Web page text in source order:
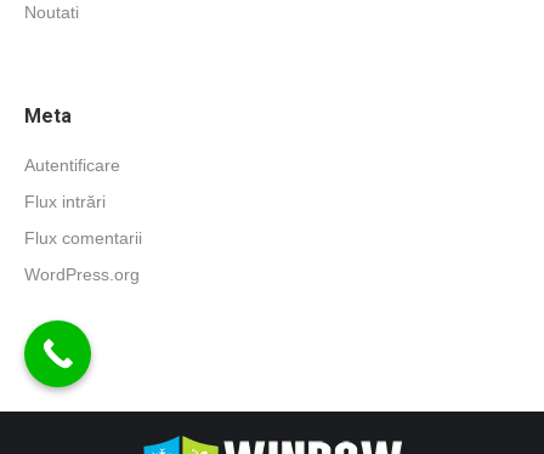
Noutati
Meta
Autentificare
Flux intrări
Flux comentarii
WordPress.org